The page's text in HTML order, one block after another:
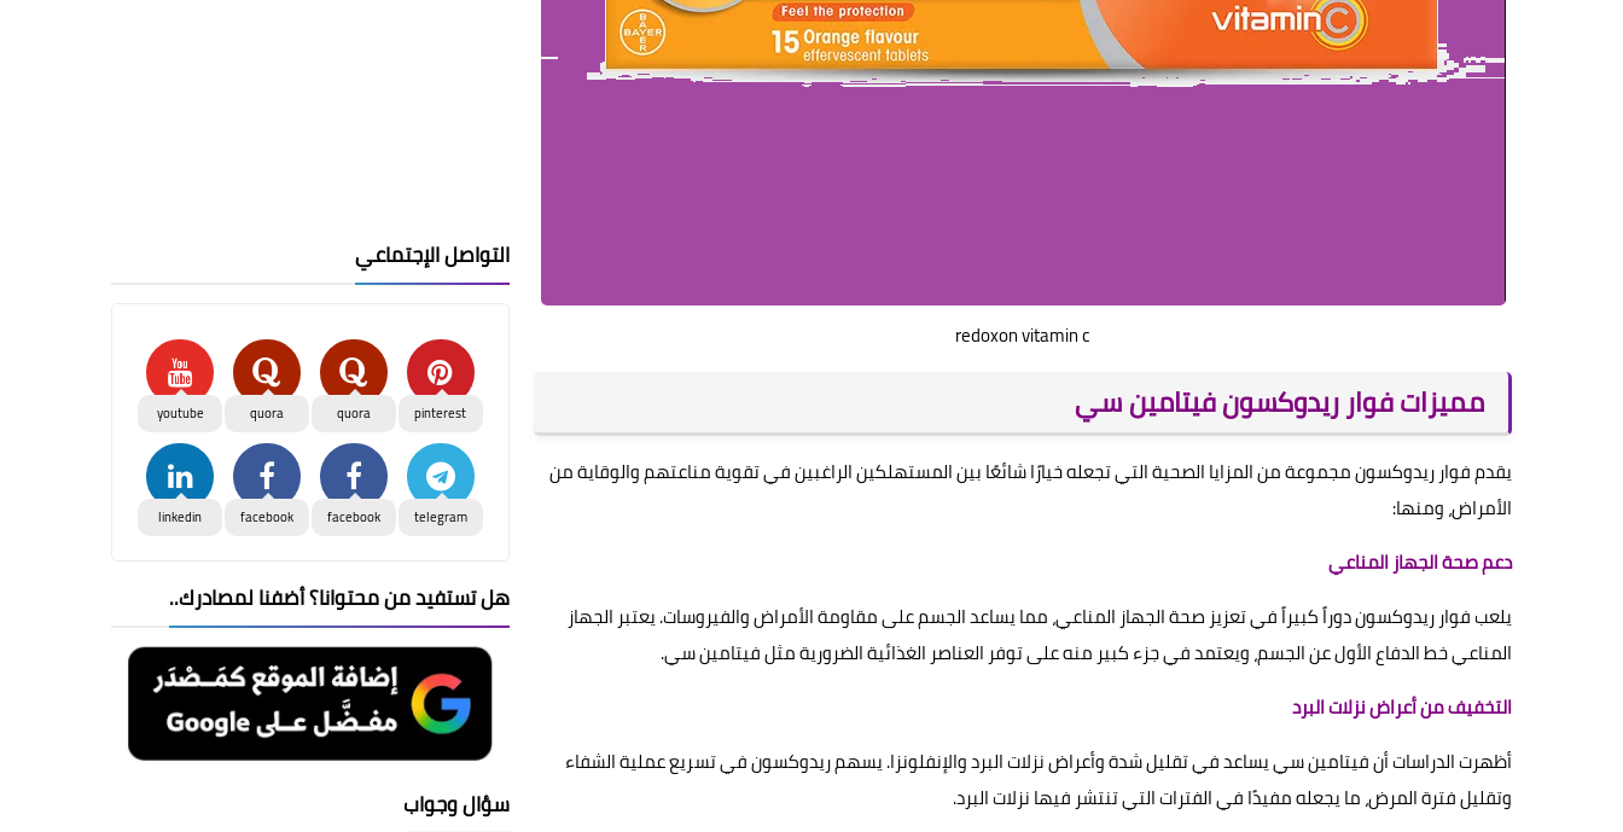
redoxon vitamin c
مميزات فوار ريدوكسون فيتامين سي
يقدم فوار ريدوكسون مجموعة من المزايا الصحية التي تجعله خيارًا شائعًا بين المستهلكين الراغبين في تقوية مناعتهم والوقاية من
الأمراض، ومنها:
دعم صحة الجهاز المناعي
يلعب فوار ريدوكسون دوراً كبيراً في تعزيز صحة الجهاز المناعي، مما يساعد الجسم على مقاومة الأمراض والفيروسات. يعتبر الجهاز
المناعي خط الدفاع الأول عن الجسم، ويعتمد في جزء كبير منه على توفر العناصر الغذائية الضرورية مثل فيتامين سي.
التخفيف من أعراض نزلات البرد
أظهرت الدراسات أن فيتامين سي يساعد في تقليل شدة وأعراض نزلات البرد والإنفلونزا. يسهم ريدوكسون في تسريع عملية الشفاء
وتقليل فترة المرض، ما يجعله مفيدًا في الفترات التي تنتشر فيها نزلات البرد.
التواصل الإجتماعي
pinterest
quora
quora
youtube
telegram
facebook
facebook
linkedin
هل تستفيد من محتوانا؟ أضفنا لمصادرك..
سؤال وجواب